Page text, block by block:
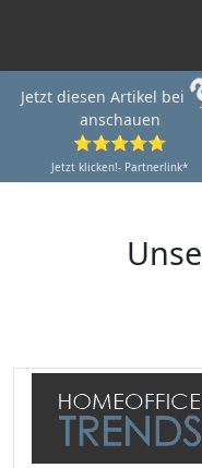
Jetzt diesen Artikel bei
anschauen
⭐⭐⭐⭐⭐
Jetzt klicken!- Partnerlink*